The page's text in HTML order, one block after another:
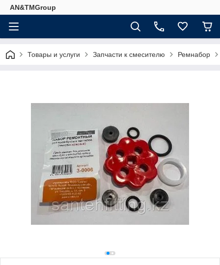
AN&TMGroup
Товары и услуги Запчасти к смесителю Ремнабор